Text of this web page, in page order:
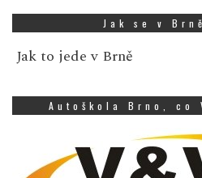
Jak se v
Jak to jede v Brně
Autoškola Brno, co